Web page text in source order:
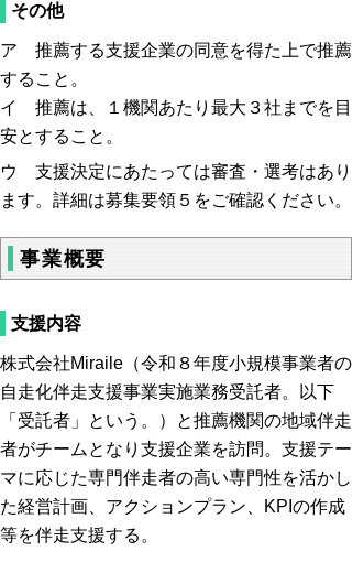
その他
ア 推薦する支援企業の同意を得た上で推薦
すること。
イ 推薦は、１機関あたり最大３社までを目
安とすること。
ウ 支援決定にあたっては審査・選考はあり
ます。詳細は募集要領５をご確認ください。
事業概要
支援内容
株式会社Miraile（令和８年度小規模事業者の
自走化伴走支援事業実施業務受託者。以下
「受託者」という。）と推薦機関の地域伴走
者がチームとなり支援企業を訪問。支援テー
マに応じた専門伴走者の高い専門性を活かし
た経営計画、アクションプラン、KPIの作成
等を伴走支援する。